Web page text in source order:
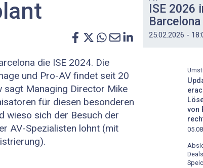
die ISE 2024. Die
und Pro-AV findet seit 20
sagt Managing Director Mike
für diesen besonderen
wieso sich der Besuch der
AV-Spezialisten lohnt (mit
ISE 2026
Barcelona
25.02.2026 -
von